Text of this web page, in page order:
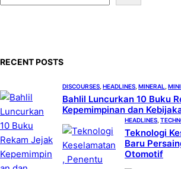
e
RECENT POSTS
DISCOURSES HEADLINES MINERAL
Bahlil Luncurkan 10 Buku
Kepemimpinan dan
HEADLINES
Teknologi
Baru
Otomotif